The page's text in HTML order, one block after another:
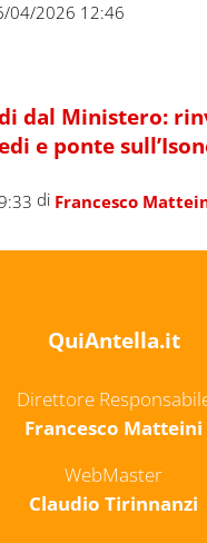
04/2026 12:46
dal Ministero:
e ponte
di Francesco
QuiAntella.it
Direttore
Francesco Matteini
WebMaster
Claudio Tirinnanzi